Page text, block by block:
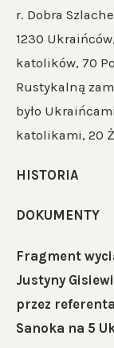
r. Dobra
1230
katolików, 70
Rustykalną
było
katolikami, 20
HISTORIA
DOKUMENTY
Fragment
Justyny
przez
Sanoka na 5